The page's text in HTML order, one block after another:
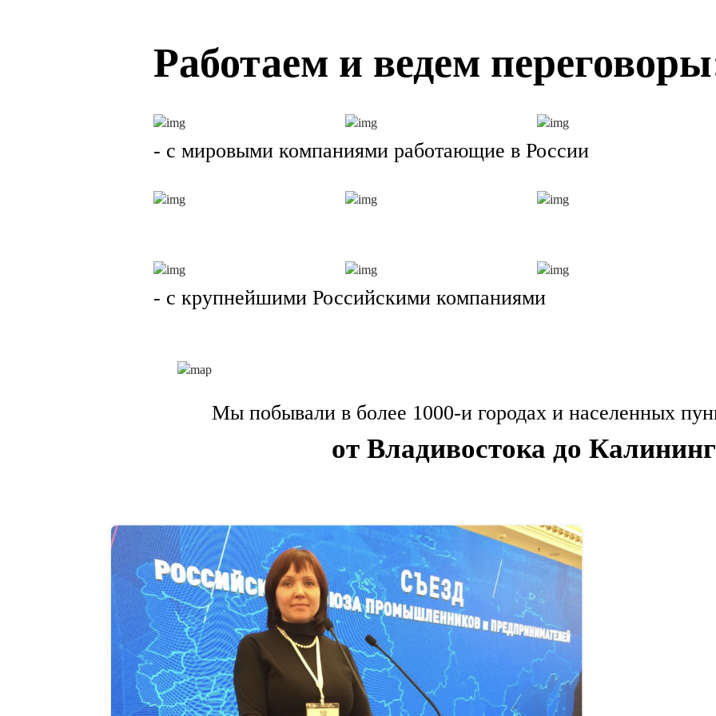
Работаем и ведем
- с мировыми компаниями работающие в России
- с крупнейшими Российскими компаниями
Мы побывали в более 1000-и городах и населенных
от Владивостока до